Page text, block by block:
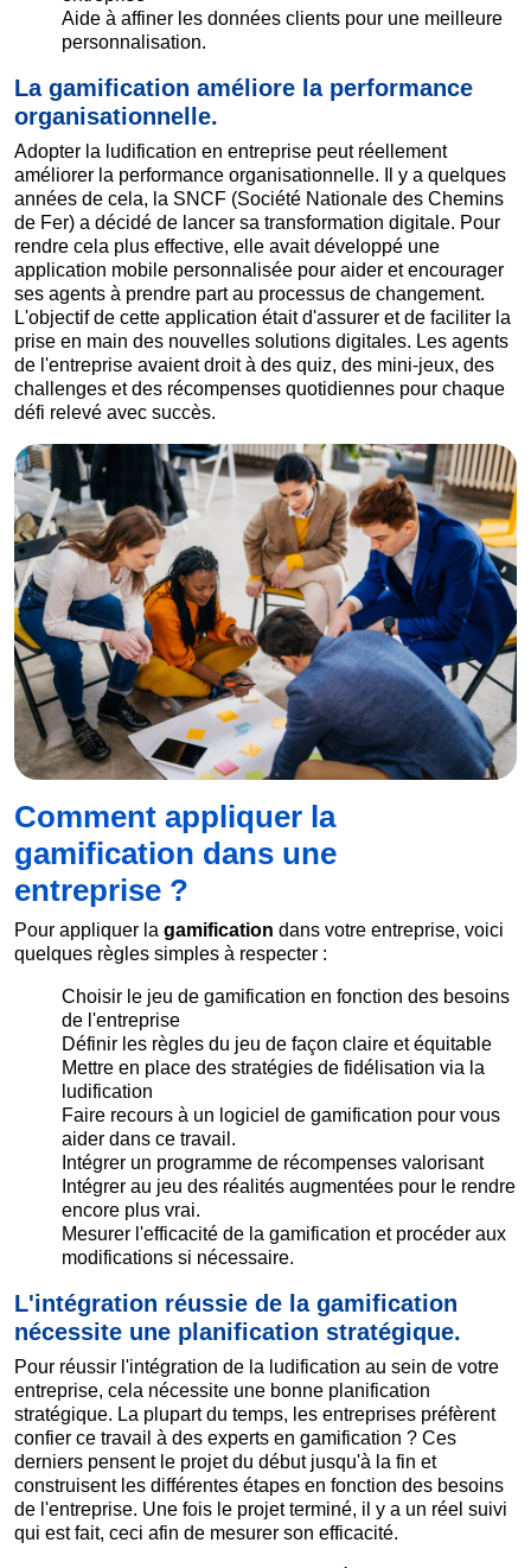
Aide à affiner les données clients pour une meilleure
personnalisation.
La gamification améliore la performance
organisationnelle.
Adopter la ludification en entreprise peut réellement
améliorer la performance organisationnelle. Il y a quelques
années de cela, la SNCF (Société Nationale des Chemins
de Fer) a décidé de lancer sa transformation digitale. Pour
rendre cela plus effective, elle avait développé une
application mobile personnalisée pour aider et encourager
ses agents à prendre part au processus de changement.
L'objectif de cette application était d'assurer et de faciliter la
prise en main des nouvelles solutions digitales. Les agents
de l'entreprise avaient droit à des quiz, des mini-jeux, des
challenges et des récompenses quotidiennes pour chaque
défi relevé avec succès.
Comment appliquer la
gamification dans une
entreprise ?
Pour appliquer la gamification dans votre entreprise, voici
quelques règles simples à respecter :
Choisir le jeu de gamification en fonction des besoins
de l'entreprise
Définir les règles du jeu de façon claire et équitable
Mettre en place des stratégies de fidélisation via la
ludification
Faire recours à un logiciel de gamification pour vous
aider dans ce travail.
Intégrer un programme de récompenses valorisant
Intégrer au jeu des réalités augmentées pour le rendre
encore plus vrai.
Mesurer l'efficacité de la gamification et procéder aux
modifications si nécessaire.
L'intégration réussie de la gamification
nécessite une planification stratégique.
Pour réussir l'intégration de la ludification au sein de votre
entreprise, cela nécessite une bonne planification
stratégique. La plupart du temps, les entreprises préfèrent
confier ce travail à des experts en gamification ? Ces
derniers pensent le projet du début jusqu'à la fin et
construisent les différentes étapes en fonction des besoins
de l'entreprise. Une fois le projet terminé, il y a un réel suivi
qui est fait, ceci afin de mesurer son efficacité.